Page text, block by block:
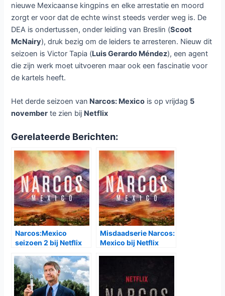
nieuwe Mexicaanse kingpins en elke arrestatie en moord
zorgt er voor dat de echte winst steeds verder weg is. De
DEA is ondertussen, onder leiding van Breslin (Scoot
McNairy), druk bezig om de leiders te arresteren. Nieuw dit
seizoen is Victor Tapia (Luis Gerardo Méndez), een agent
die zijn werk moet uitvoeren maar ook een fascinatie voor
de kartels heeft.
Het derde seizoen van Narcos: Mexico is op vrijdag 5
november te zien bij Netflix
Gerelateerde Berichten:
Narcos:Mexico
seizoen 2 bij Netflix
Misdaadserie Narcos:
Mexico bij Netflix